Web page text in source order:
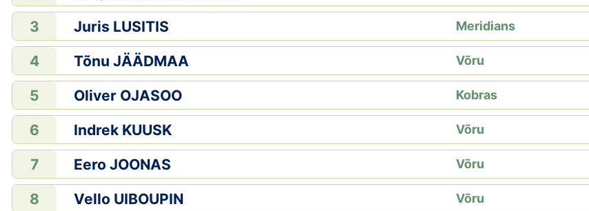
3 Juris LUSITIS Meridians
4 Tõnu JÄÄDMAA Võru
5 Oliver OJASOO Kobras
6 Indrek KUUSK Võru
7 Eero JOONAS Võru
8 Vello UIBOUPIN Võru